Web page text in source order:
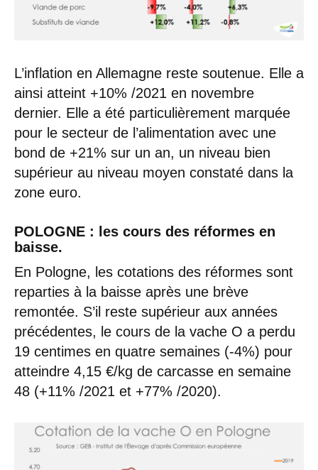
L’inflation en Allemagne reste soutenue. Elle a
ainsi atteint +10% /2021 en novembre
dernier. Elle a été particulièrement marquée
pour le secteur de l’alimentation avec une
bond de +21% sur un an, un niveau bien
supérieur au niveau moyen constaté dans la
zone euro.
POLOGNE : les cours des réformes en
baisse.
En Pologne, les cotations des réformes sont
reparties à la baisse après une brève
remontée. S’il reste supérieur aux années
précédentes, le cours de la vache O a perdu
19 centimes en quatre semaines (-4%) pour
atteindre 4,15 €/kg de carcasse en semaine
48 (+11% /2021 et +77% /2020).